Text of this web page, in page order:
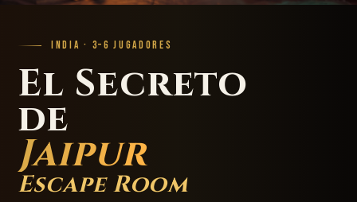
INDIA · 3–6 JUGADORES
El Secreto
de
Jaipur
Escape Room